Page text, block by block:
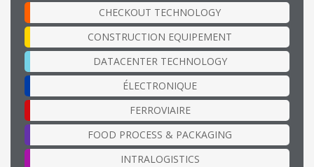
CHECKOUT TECHNOLOGY
CONSTRUCTION EQUIPEMENT
DATACENTER TECHNOLOGY
ÉLECTRONIQUE
FERROVIAIRE
FOOD PROCESS & PACKAGING
INTRALOGISTICS